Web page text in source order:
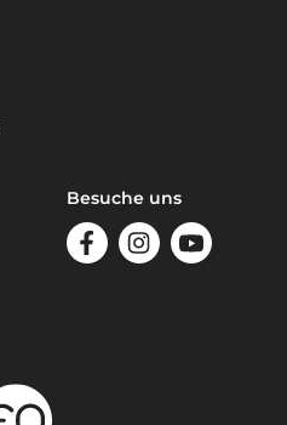
Besuche uns